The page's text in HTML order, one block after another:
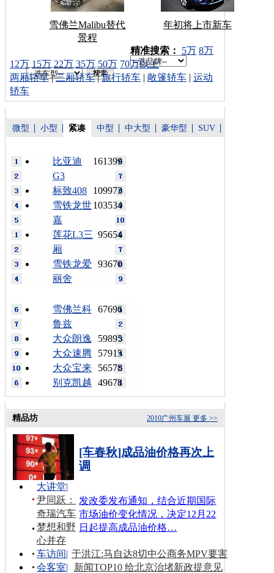
雪佛兰Malibu替代
景程
年初将上市新车
车型搜索：
精准搜索： 5万 8万
12万 15万 22万 35万 50万 70万以上
两厢轿车|三厢轿车|旅行轿车 | 敞篷轿车 | 运动
轿车
微型 小型 紧凑 中型 中大型 豪华型 SUV
161399
比亚迪
G3
109973
标致408
103534
雪铁龙世
嘉
95654
莲花L3三
厢
93670
雪铁龙爱
丽舍
67696
雪佛兰科
鲁兹
59895
大众朗逸
57915
大众速腾
56578
大众宝来
49678
别克凯越
更多 >>
2010广州车展
精品坊
[车春秋]成品油价格再次上
调
发改委发布通知，结合近期国际
市场油价变化情况，决定12月22
日起提高成品油价格…
大讲堂|
尹同跃：
奇瑞汽车
梦想和野
心并存
车访间| 于洪江:马自达8切中公商务MPV要害
会客室| 新闻TOP10 给北京治堵新政提意见